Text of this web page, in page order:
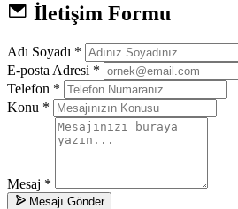
İletişim Formu
Adı Soyadı *
E-posta Adresi *
Telefon *
Konu *
Mesaj *
Mesajı Gönder